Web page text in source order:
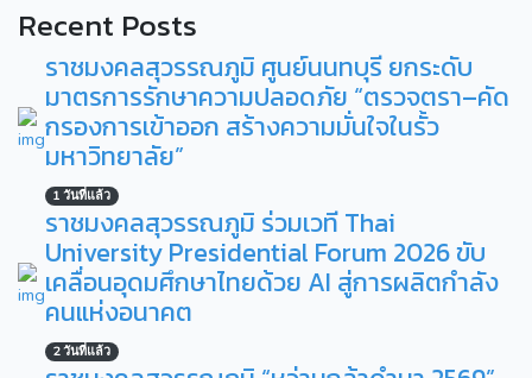
Recent Posts
ราชมงคลสุวรรณภูมิ ศูนย์นนทบุรี ยกระดับ
มาตรการรักษาความปลอดภัย “ตรวจตรา–คัด
กรองการเข้าออก สร้างความมั่นใจในรั้ว
มหาวิทยาลัย”
1 วันที่แล้ว
ราชมงคลสุวรรณภูมิ ร่วมเวที Thai
University Presidential Forum 2026 ขับ
เคลื่อนอุดมศึกษาไทยด้วย AI สู่การผลิตกำลัง
คนแห่งอนาคต
2 วันที่แล้ว